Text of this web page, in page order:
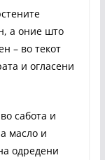
а оние што
– во текот
и огласени
сабота и
масло и
одредени